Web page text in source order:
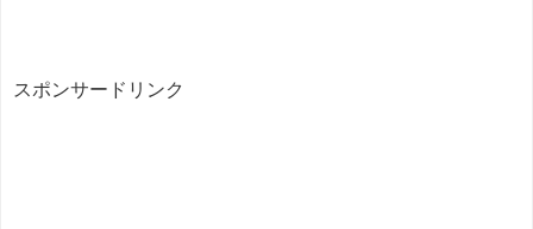
スポンサードリンク